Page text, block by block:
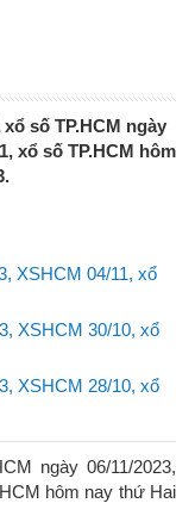
số TP.HCM ngày
xổ số TP.HCM hôm
XSHCM 04/11, xổ
XSHCM 30/10, xổ
XSHCM 28/10, xổ
ngày 06/11/2023,
hôm nay thứ Hai